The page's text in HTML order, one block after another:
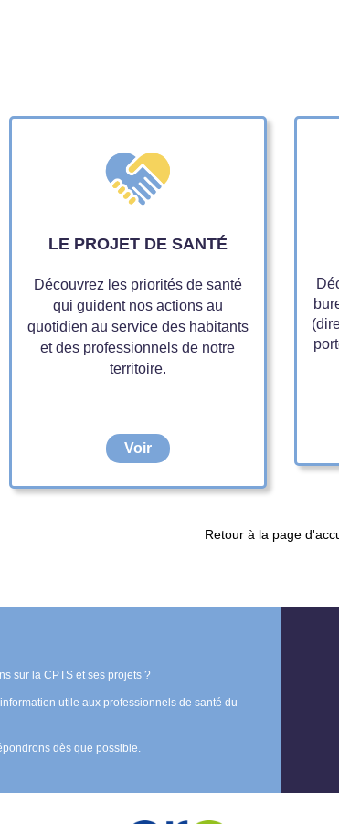
LE PROJET DE SANTÉ
Découvrez les priorités de santé
qui guident nos actions au
quotidien au service des habitants
et des professionnels de notre
territoire.
Voir
Retour à la page
sur la CPTS et ses projets ?
utile aux professionnels de santé du
dès que possible.